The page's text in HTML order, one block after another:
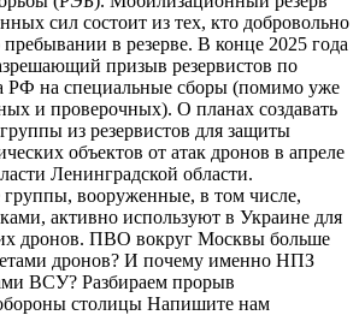
сил состоит из тех, кто добровольно
в резерве. В конце 2025 года
призыв резервистов по
РФ на специальные сборы (помимо уже
и проверочных). О планах создавать
из резервистов для защиты
объектов от атак дронов в апреле
Ленинградской области.
вооруженные, в том числе,
активно используют в Украине для
дронов. ПВО вокруг Москвы больше
дронов? И почему именно НПЗ
ВСУ? Разбираем прорыв
столицы Напишите нам